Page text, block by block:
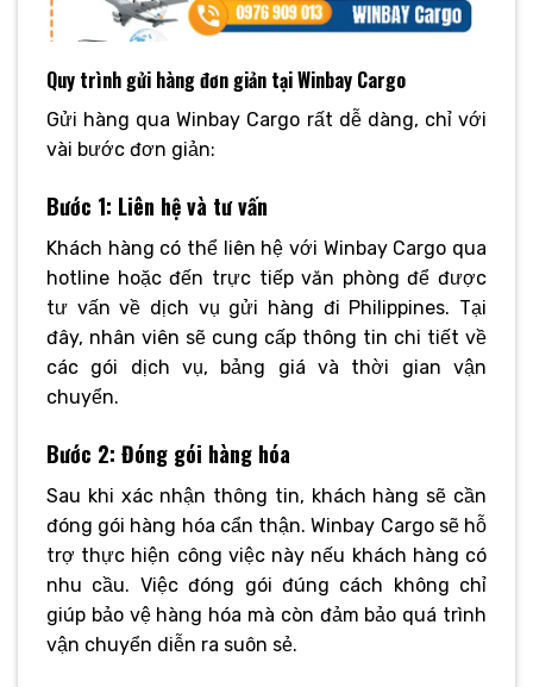
Quy trình gửi hàng đơn giản tại Winbay Cargo
Gửi hàng qua Winbay Cargo rất dễ dàng, chỉ với
vài bước đơn giản:
Bước 1: Liên hệ và tư vấn
Khách hàng có thể liên hệ với Winbay Cargo qua
hotline hoặc đến trực tiếp văn phòng để được
tư vấn về dịch vụ gửi hàng đi Philippines. Tại
đây, nhân viên sẽ cung cấp thông tin chi tiết về
các gói dịch vụ, bảng giá và thời gian vận
chuyển.
Bước 2: Đóng gói hàng hóa
Sau khi xác nhận thông tin, khách hàng sẽ cần
đóng gói hàng hóa cẩn thận. Winbay Cargo sẽ hỗ
trợ thực hiện công việc này nếu khách hàng có
nhu cầu. Việc đóng gói đúng cách không chỉ
giúp bảo vệ hàng hóa mà còn đảm bảo quá trình
vận chuyển diễn ra suôn sẻ.